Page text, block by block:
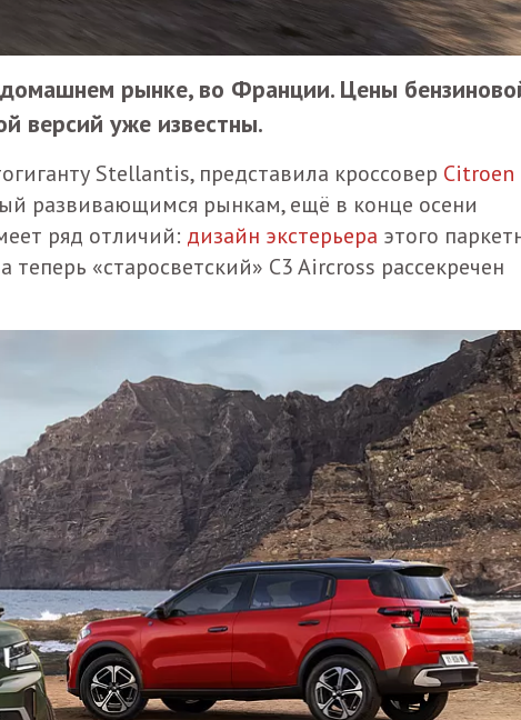
рынке, во Франции. Цены
версий уже известны.
Stellantis, представила кроссовер Citroen
развивающимся рынкам, ещё в конце осени
ряд отличий: дизайн экстерьера этого
«старосветский» C3 Aircross рассекречен